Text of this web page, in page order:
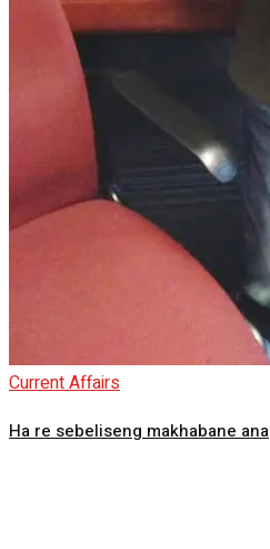
Current Affairs
Ha re sebeliseng makhabane ana